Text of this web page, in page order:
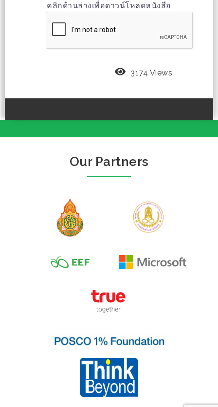
คลิกด้านล่างเพื่อดาวน์โหลดหนังสือ
3174 Views
Our Partners